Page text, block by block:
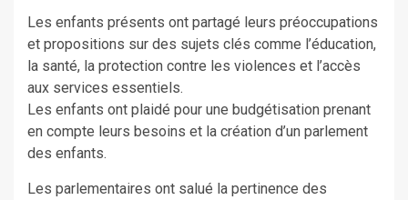
Les enfants présents ont partagé leurs préoccupations
et propositions sur des sujets clés comme l’éducation,
la santé, la protection contre les violences et l’accès
aux services essentiels.
Les enfants ont plaidé pour une budgétisation prenant
en compte leurs besoins et la création d’un parlement
des enfants.
Les parlementaires ont salué la pertinence des